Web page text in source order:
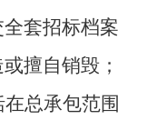
套招标档案
擅自销毁；
在总承包范围